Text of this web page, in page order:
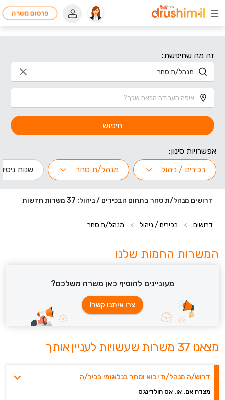
פרסום משרה
זה מה שחיפשת:
חיפוש
אפשרויות סינון:
בכירים / ניהול
מנהל/ת סחר שנות ניסיון
דרושים מנהל/ת סחר בתחום הבכירים / ניהול: 37 משרות חדשות
דרושים > בכירים / ניהול > מנהל/ת סחר
המשרות החמות שלנו
מעוניינים להוסיף כאן משרה משלכם?
צרו איתנו קשר!
מצאנו 37 משרות שעשויות לעניין אותך
דרוש/ה מנהל/ת יבוא וסחר בנלאומי בכיר/ה
מצדה אם. או. אס הולדינגס